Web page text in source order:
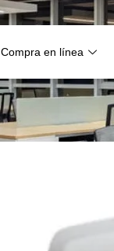
Compra en línea